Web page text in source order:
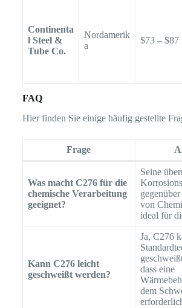
Continenta
l Steel &
Tube Co.
Nordamerik
a
$73 – $87
FAQ
Hier finden Sie einige häufig gestellte
Frage
Was macht C276 für die
chemische Verarbeitung
geeignet?
Seine
von
ideal für
Kann C276 leicht
geschweißt werden?
Ja, C276
dass eine
dem